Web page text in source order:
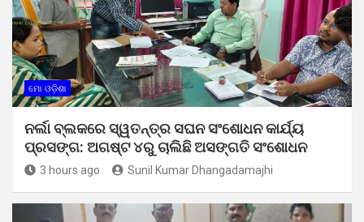
ମୋ ଓଡ଼ିଶା
ନର୍ଲା ବ୍ଲକରେ ସ୍ୱତନ୍ତ୍ର ସଘନ ସଂଶୋଧନ କାର୍ଯ୍ୟ
ପ୍ରସଙ୍ଗ: ଅଗଷ୍ଟ ୪ରୁ ଚାଲିଛି ଅସଙ୍ଗତି ସଂଶୋଧନ
3 hours ago Sunil Kumar Dhangadamajhi